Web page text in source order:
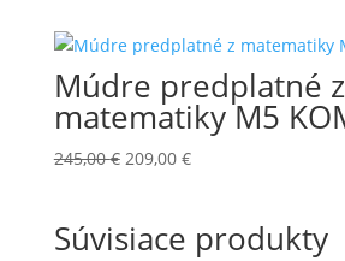
Múdre predplatné z
matematiky M5
245,00€ Pôvodná
245,00 €.
209,00 €Aktuálna
209,00 €.
Súvisiace produkty